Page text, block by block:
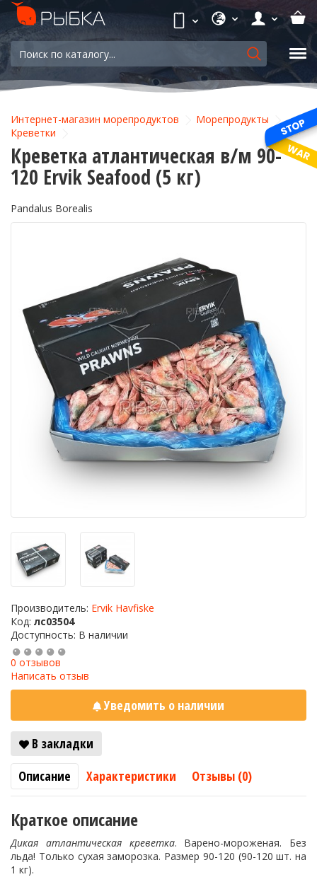
Интернет-магазин морепродуктов
Морепродукты
Креветки
Креветка атлантическая в/м 90-
120 Ervik Seafood (5 кг)
Pandalus Borealis
Производитель: Ervik Havfiske
Код: лс03504
Доступность: В наличии
0 отзывов
Написать отзыв
Уведомить о наличии
В закладки
Описание
Характеристики Отзывы (0)
Краткое описание
Дикая атлантическая креветка. Варено-мороженая. Без
льда! Только сухая заморозка. Размер 90-120 (90-120 шт. на
1 кг).